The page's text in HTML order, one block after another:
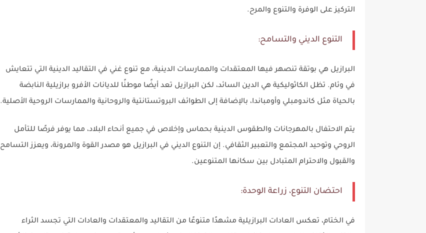
التركيز على الوفرة والتنوع والمرح.
التنوع الديني والتسامح:
البرازيل هي بوتقة تنصهر فيها المعتقدات والممارسات الدينية، مع تنوع غني في التقاليد الدينية التي تتعايش
في وئام. تظل الكاثوليكية هي الدين السائد، لكن البرازيل تعد أيضًا موطنًا للديانات الأفرو برازيلية النابضة
بالحياة مثل كاندومبلي وأومباندا، بالإضافة إلى الطوائف البروتستانتية والروحانية والممارسات الروحية الأصلية.
يتم الاحتفال بالمهرجانات والطقوس الدينية بحماس وإخلاص في جميع أنحاء البلاد، مما يوفر فرصًا للتأمل
الروحي وتوحيد المجتمع والتعبير الثقافي. إن التنوع الديني في البرازيل هو مصدر القوة والمرونة، ويعزز التسامح
والقبول والاحترام المتبادل بين سكانها المتنوعين.
احتضان التنوع، زراعة الوحدة:
في الختام، تعكس العادات البرازيلية مشهدًا متنوعًا من التقاليد والمعتقدات والعادات التي تجسد الثراء